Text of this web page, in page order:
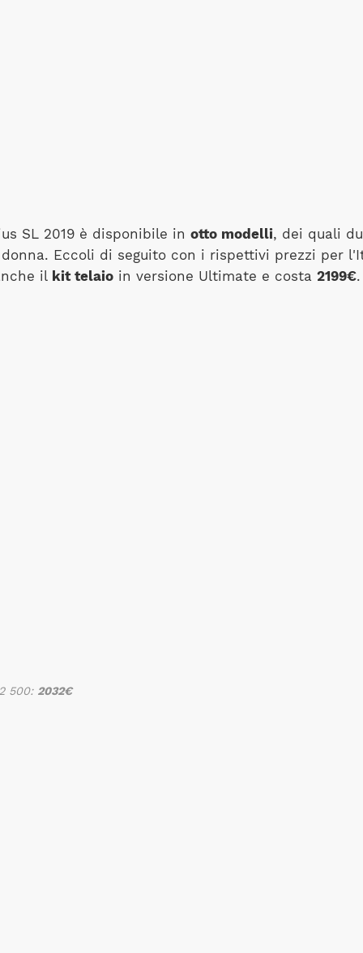
SL 2019 è disponibile in otto modelli, dei quali
Eccoli di seguito con i rispettivi prezzi per
il kit telaio in versione Ultimate e costa 2199€.
500: 2032€